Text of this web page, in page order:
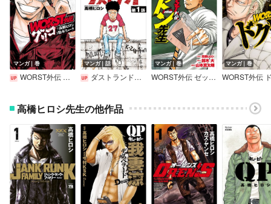
この他に鈴蘭の後輩達を描いた“WORST”編や春道入学前を描き映画
化された“クローズ ZERO”がありますが、どれもケンカでは語れない
熱い関係を耽美なものとして描かれています。
どうぞ“クローズ”シリーズを読んで熱くなって興奮してください。
（編集：大門｜作成日：2014/1/28 ）
マンガ｜巻
WORST外伝 グリコ
マンガ｜話
ダストランド（話売り）
マンガ｜巻
WORST外伝 ゼットン先生
マンガ｜巻
WORST外伝
高橋ヒロシ先生の他作品